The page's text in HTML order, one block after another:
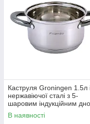
Каструля Groningen 1.5л
нержавіючої сталі з 5-
шаровим індукційним
Kamille KM-4920
В наявності